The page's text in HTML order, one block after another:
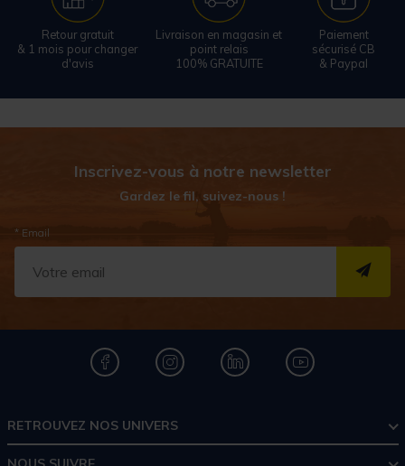
Retour gratuit
& 1 mois pour changer
d'avis
Livraison en magasin et
point relais
100% GRATUITE
Paiement
sécurisé CB
& Paypal
Inscrivez-vous à notre newsletter
Gardez le fil, suivez-nous !
* Email
RETROUVEZ NOS UNIVERS